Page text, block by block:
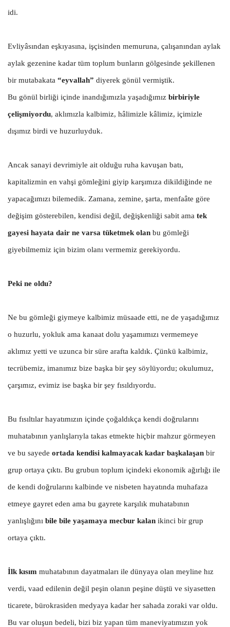
idi.
Evliyâsından eşkıyasına, işçisinden memuruna, çalışanından aylak
aylak gezenine kadar tüm toplum bunların gölgesinde şekillenen
bir mutabakata “eyvallah” diyerek gönül vermiştik.
Bu gönül birliği içinde inandığımızla yaşadığımız birbiriyle
çelişmiyordu, aklımızla kalbimiz, hâlimizle kâlimiz, içimizle
dışımız birdi ve huzurluyduk.
Ancak sanayi devrimiyle ait olduğu ruha kavuşan batı,
kapitalizmin en vahşi gömleğini giyip karşımıza dikildiğinde ne
yapacağımızı bilemedik. Zamana, zemine, şarta, menfaâte göre
değişim gösterebilen, kendisi değil, değişkenliği sabit ama tek
gayesi hayata dair ne varsa tüketmek olan bu gömleği
giyebilmemiz için bizim olanı vermemiz gerekiyordu.
Peki ne oldu?
Ne bu gömleği giymeye kalbimiz müsaade etti, ne de yaşadığımız
o huzurlu, yokluk ama kanaat dolu yaşamımızı vermemeye
aklımız yetti ve uzunca bir süre arafta kaldık. Çünkü kalbimiz,
tecrübemiz, imanımız bize başka bir şey söylüyordu; okulumuz,
çarşımız, evimiz ise başka bir şey fısıldıyordu.
Bu fısıltılar hayatımızın içinde çoğaldıkça kendi doğrularını
muhatabının yanlışlarıyla takas etmekte hiçbir mahzur görmeyen
ve bu sayede ortada kendisi kalmayacak kadar başkalaşan bir
grup ortaya çıktı. Bu grubun toplum içindeki ekonomik ağırlığı ile
de kendi doğrularını kalbinde ve nisbeten hayatında muhafaza
etmeye gayret eden ama bu gayrete karşılık muhatabının
yanlışlığını bile bile yaşamaya mecbur kalan ikinci bir grup
ortaya çıktı.
İlk kısım muhatabının dayatmaları ile dünyaya olan meyline hız
verdi, vaad edilenin değil peşin olanın peşine düştü ve siyasetten
ticarete, bürokrasiden medyaya kadar her sahada zoraki var oldu.
Bu var oluşun bedeli, bizi biz yapan tüm maneviyatımızın yok